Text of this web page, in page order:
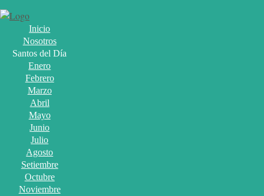
Inicio
Nosotros
Santos del Día
Enero
Febrero
Marzo
Abril
Mayo
Junio
Julio
Agosto
Setiembre
Octubre
Noviembre